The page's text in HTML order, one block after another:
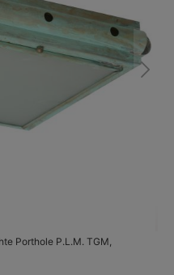
Porthole P.L.M. TGM,